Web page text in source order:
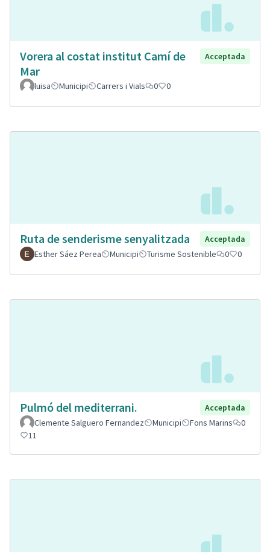
Vorera al costat institut Camí de
Mar
Acceptada
luisa Municipi Carrers i Vials 0 0
Ruta de senderisme senyalitzada
Acceptada
Esther Sáez Perea
Municipi Turisme Sostenible 0 0
Pulmó del mediterrani.
Acceptada
Clemente Salguero Fernandez
Municipi Fons Marins
0
11